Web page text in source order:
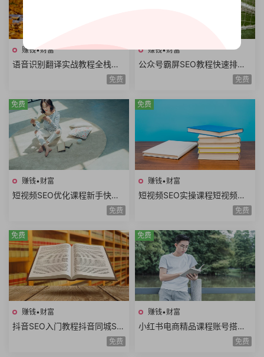
赚钱•财富
语音识别翻译实战教程全栈开
发技术前后端架构设计副业赚
免费
赚钱•财富
公众号霸屏SEO教程快速排名
原理昵称内容霸屏高级霸屏拦
免费
赚钱•财富
短视频SEO优化课程新手快速
入门短视频搜索SEO关键词排
免费
免费
赚钱•财富
短视频SEO实操课程短视频搜
索优化技术关键词排名获取精
免费
免费
赚钱•财富
抖音SEO入门教程抖音同城SE
O优化技巧关键词挖掘抖音搜
免费
免费
赚钱•财富
小红书电商精品课程账号搭建
店铺开通选品技巧拍摄剪辑店
免费
免费